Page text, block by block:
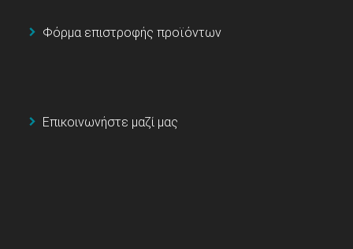
Φόρμα επιστροφής προϊόντων
Επικοινωνήστε μαζί μας